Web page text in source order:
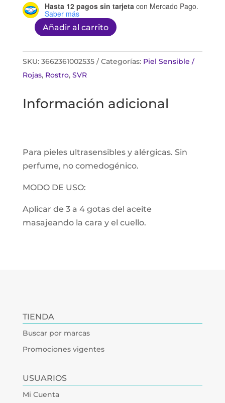
Hasta 12 pagos sin tarjeta con Mercado Pago.
Saber más
Sensifine
de
nuit
cantidad
Añadir al carrito
SKU: 3662361002535 Categorías: Piel Sensible /
Rojas, Rostro, SVR
Información adicional
Para pieles ultrasensibles y alérgicas. Sin
perfume, no comedogénico.
MODO DE USO:
Aplicar de 3 a 4 gotas del aceite
masajeando la cara y el cuello.
TIENDA
Buscar por marcas
Promociones vigentes
USUARIOS
Mi Cuenta